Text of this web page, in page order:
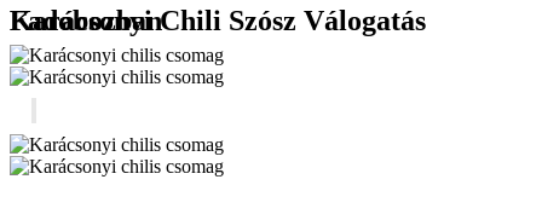
Karácsonyi Chili Szósz Válogatás Fadobozban